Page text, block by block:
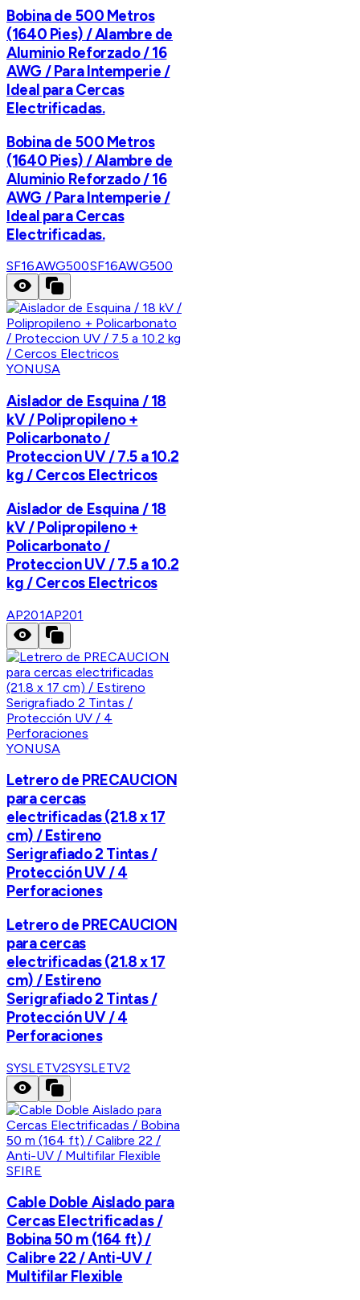
Bobina de 500 Metros
(1640 Pies) / Alambre de
Aluminio Reforzado / 16
AWG / Para Intemperie /
Ideal para Cercas
Electrificadas.
Bobina de 500 Metros
(1640 Pies) / Alambre de
Aluminio Reforzado / 16
AWG / Para Intemperie /
Ideal para Cercas
Electrificadas.
SF16AWG500SF16AWG500
YONUSA
Aislador de Esquina / 18
kV / Polipropileno +
Policarbonato /
Proteccion UV / 7.5 a 10.2
kg / Cercos Electricos
Aislador de Esquina / 18
kV / Polipropileno +
Policarbonato /
Proteccion UV / 7.5 a 10.2
kg / Cercos Electricos
AP201AP201
YONUSA
Letrero de PRECAUCION
para cercas
electrificadas (21.8 x 17
cm) / Estireno
Serigrafiado 2 Tintas /
Protección UV / 4
Perforaciones
Letrero de PRECAUCION
para cercas
electrificadas (21.8 x 17
cm) / Estireno
Serigrafiado 2 Tintas /
Protección UV / 4
Perforaciones
SYSLETV2SYSLETV2
SFIRE
Cable Doble Aislado para
Cercas Electrificadas /
Bobina 50 m (164 ft) /
Calibre 22 / Anti-UV /
Multifilar Flexible